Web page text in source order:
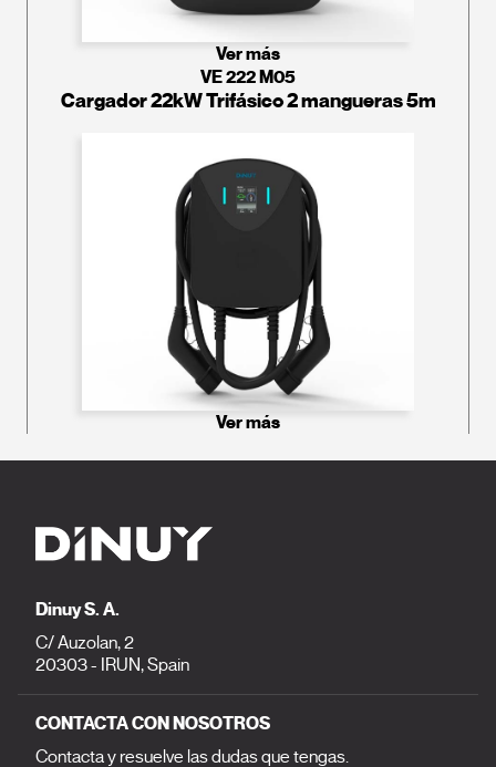
Ver más
VE 222 M05
Cargador 22kW Trifásico 2 mangueras 5m
Ver más
Dinuy S. A.
C/ Auzolan, 2
20303 - IRUN, Spain
CONTACTA CON NOSOTROS
Contacta y resuelve las dudas que tengas.